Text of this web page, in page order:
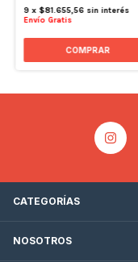
9 x $81.655,56 sin interés
Envío Gratis
CATEGORÍAS
NOSOTROS